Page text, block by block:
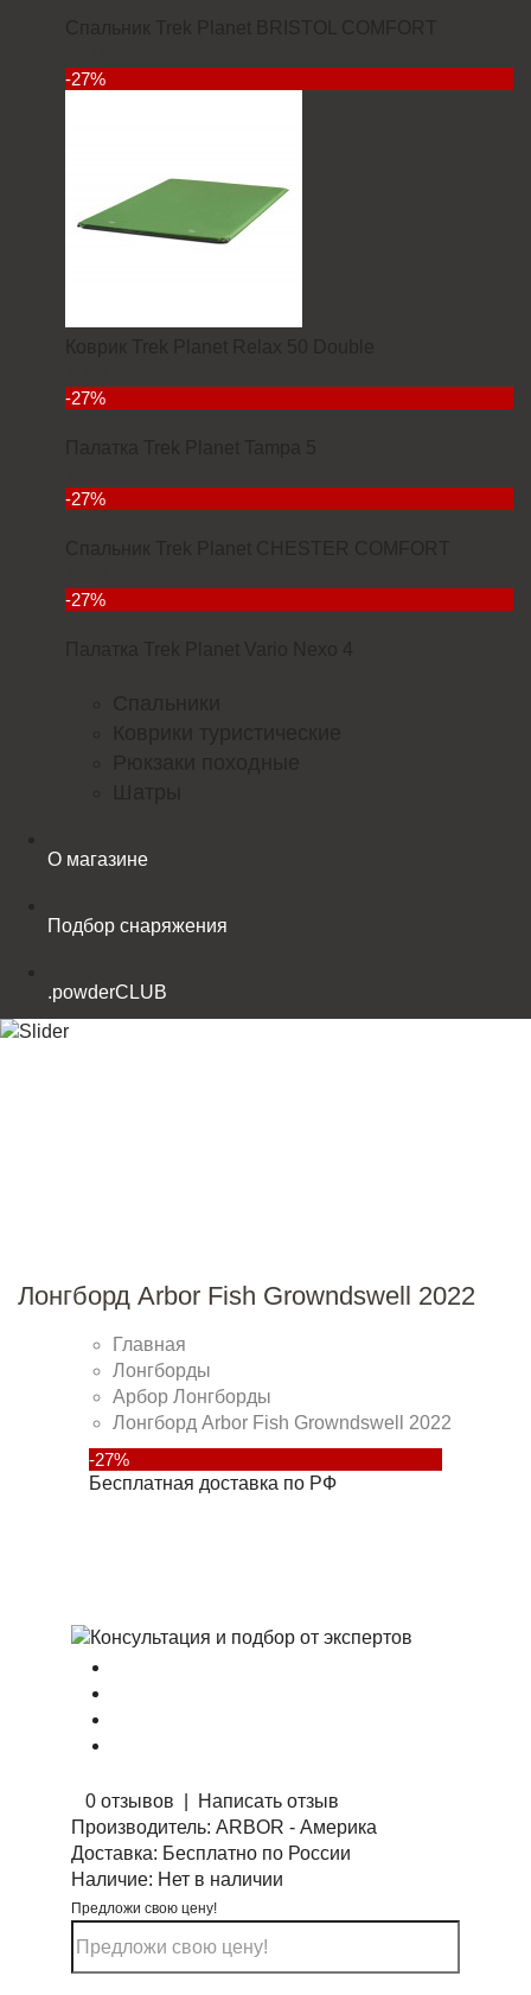
-27%
-27%
-27%
-27%
О магазине
Подбор снаряжения
.powderCLUB
Лонгборд Arbor Fish Growndswell 2022
Главная
Лонгборды
Арбор Лонгборды
Лонгборд Arbor Fish Growndswell 2022
-27%
Бесплатная доставка по РФ
0 отзывов
Написать отзыв
Производитель: ARBOR - Америка
Доставка: Бесплатно по России
Наличие: Нет в наличии
Предложи свою цену!